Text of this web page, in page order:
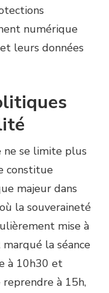
numérique
leurs données
ne se limite plus
constitue
majeur dans
la souveraineté
mise à
la séance
à 10h30 et
à 15h,